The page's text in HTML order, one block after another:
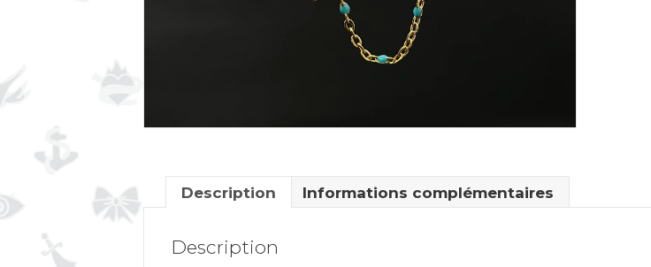
Description Informations complémentaires
Description